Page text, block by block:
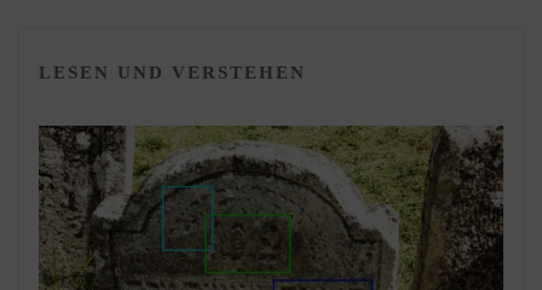
LESEN UND VERSTEHEN